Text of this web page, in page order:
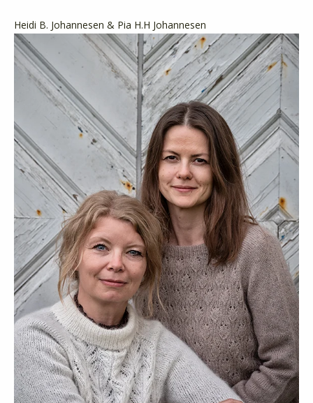
Heidi B. Johannesen & Pia H.H Johannesen